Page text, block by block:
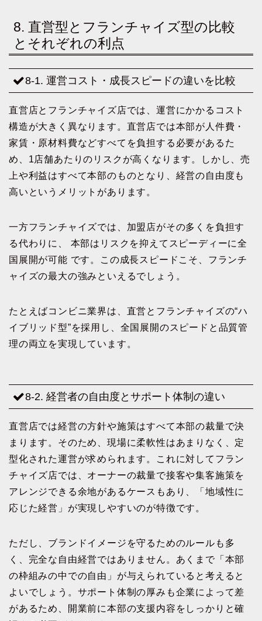
8. 直営型とフランチャイズ型の比較
とそれぞれの利点
8-1. 運営コスト・成長スピードの違いを比較
直営店とフランチャイズ店では、運営にかかるコスト
構造が大きく異なります。直営店では本部が人件費・
家賃・原材料費などすべてを負担する必要があるた
め、1店舗あたりのリスクが高くなります。しかし、売
上や利益はすべて本部のものとなり、経営の自由度も
高いというメリットがあります。
一方フランチャイズでは、加盟店がその多くを負担す
る代わりに、 本部はリスクを抑えてスピーディーに全
国展開が可能 です。この成長スピードこそ、フランチ
ャイズの最大の強みといえるでしょう。
たとえばコンビニ業界は、直営とフランチャイズの“ハ
イブリッド型”を採用し、全国展開のスピードと品質管
理の両立を実現しています。
8-2. 経営者の自由度とサポート体制の違い
直営店では経営の方針や施策はすべて本部の裁量で決
まります。そのため、現場に柔軟性はあまりなく、定
型化された運営が求められます。これに対してフラン
チャイズ店では、オーナーの裁量で接客や集客施策を
アレンジできる余地があるケースもあり、「地域性に
応じた経営」が実現しやすいのが特徴です。
ただし、ブランドイメージを守るためのルールも多
く、完全な自由経営ではありません。あくまで「本部
の枠組みの中での自由」が与えられていると考えると
よいでしょう。サポート体制の厚みも企業によって差
があるため、開業前に本部の支援内容をしっかりと確